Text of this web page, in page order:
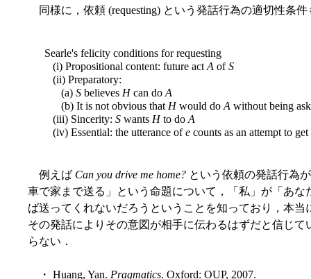
同様に，依頼 (requesting) という発話行為の適切性条件
Searle's felicity conditions for requesting
(i) Propositional content: future act A ofS
(ii) Preparatory:
(a) S believes Hcan do A
(b) It is not obvious that Hwould do A without being
(iii) Sincerity: S wants Hto do A
(iv) Essential: the utterance ofe counts as an attempt to get
例えば Can you drive me home? という依頼の発話行為
車で家まで送る」という命題について，「私」が「あ
ば送ってくれないだろうということを知っており，本
その発話によりその意図が相手に伝わるはずだと信じ
らない．
・ Huang, Yan. Pragmatics. Oxford: OUP, 2007.